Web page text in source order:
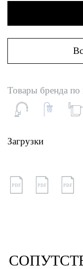
Товары бренда по
Загрузки
PDF PDF PDF